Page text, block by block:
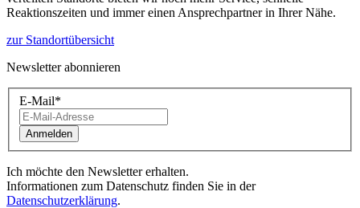
Reaktionszeiten und immer einen Ansprechpartner in Ihrer Nähe.
zur Standortübersicht
Newsletter abonnieren
E-Mail*
Anmelden
Ich möchte den Newsletter erhalten.
Informationen zum Datenschutz finden Sie in der
Datenschutzerklärung.